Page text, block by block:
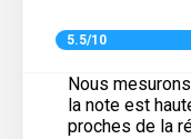
5.5/10
Nous
la note est
proches de la